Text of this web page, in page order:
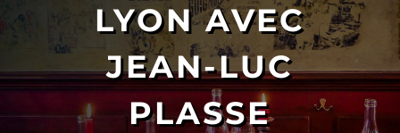
LYON AVEC
JEAN-LUC
PLASSE